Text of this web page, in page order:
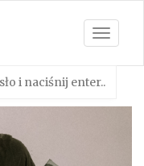
Toggle